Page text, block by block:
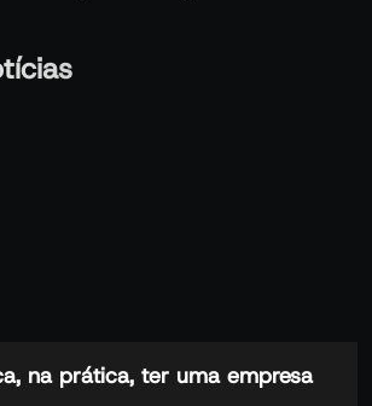
na prática, ter uma empresa